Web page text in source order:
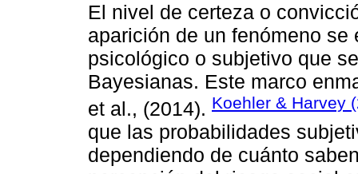
El nivel de certeza o
aparición de un fenómeno
psicológico o subjetivo que
Bayesianas. Este marco
et al., (2014). Koehler & Harvey
que las probabilidades
dependiendo de cuánto